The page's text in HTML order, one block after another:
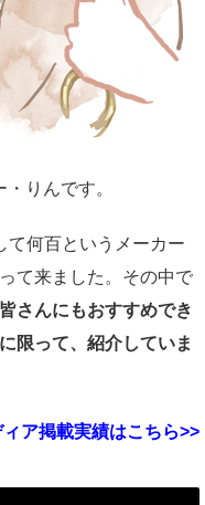
りんです。
て何百というメーカー
て来ました。その中で
さんにもおすすめでき
限って、紹介していま
ィア掲載実績はこちら>>